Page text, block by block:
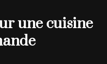
une cuisine